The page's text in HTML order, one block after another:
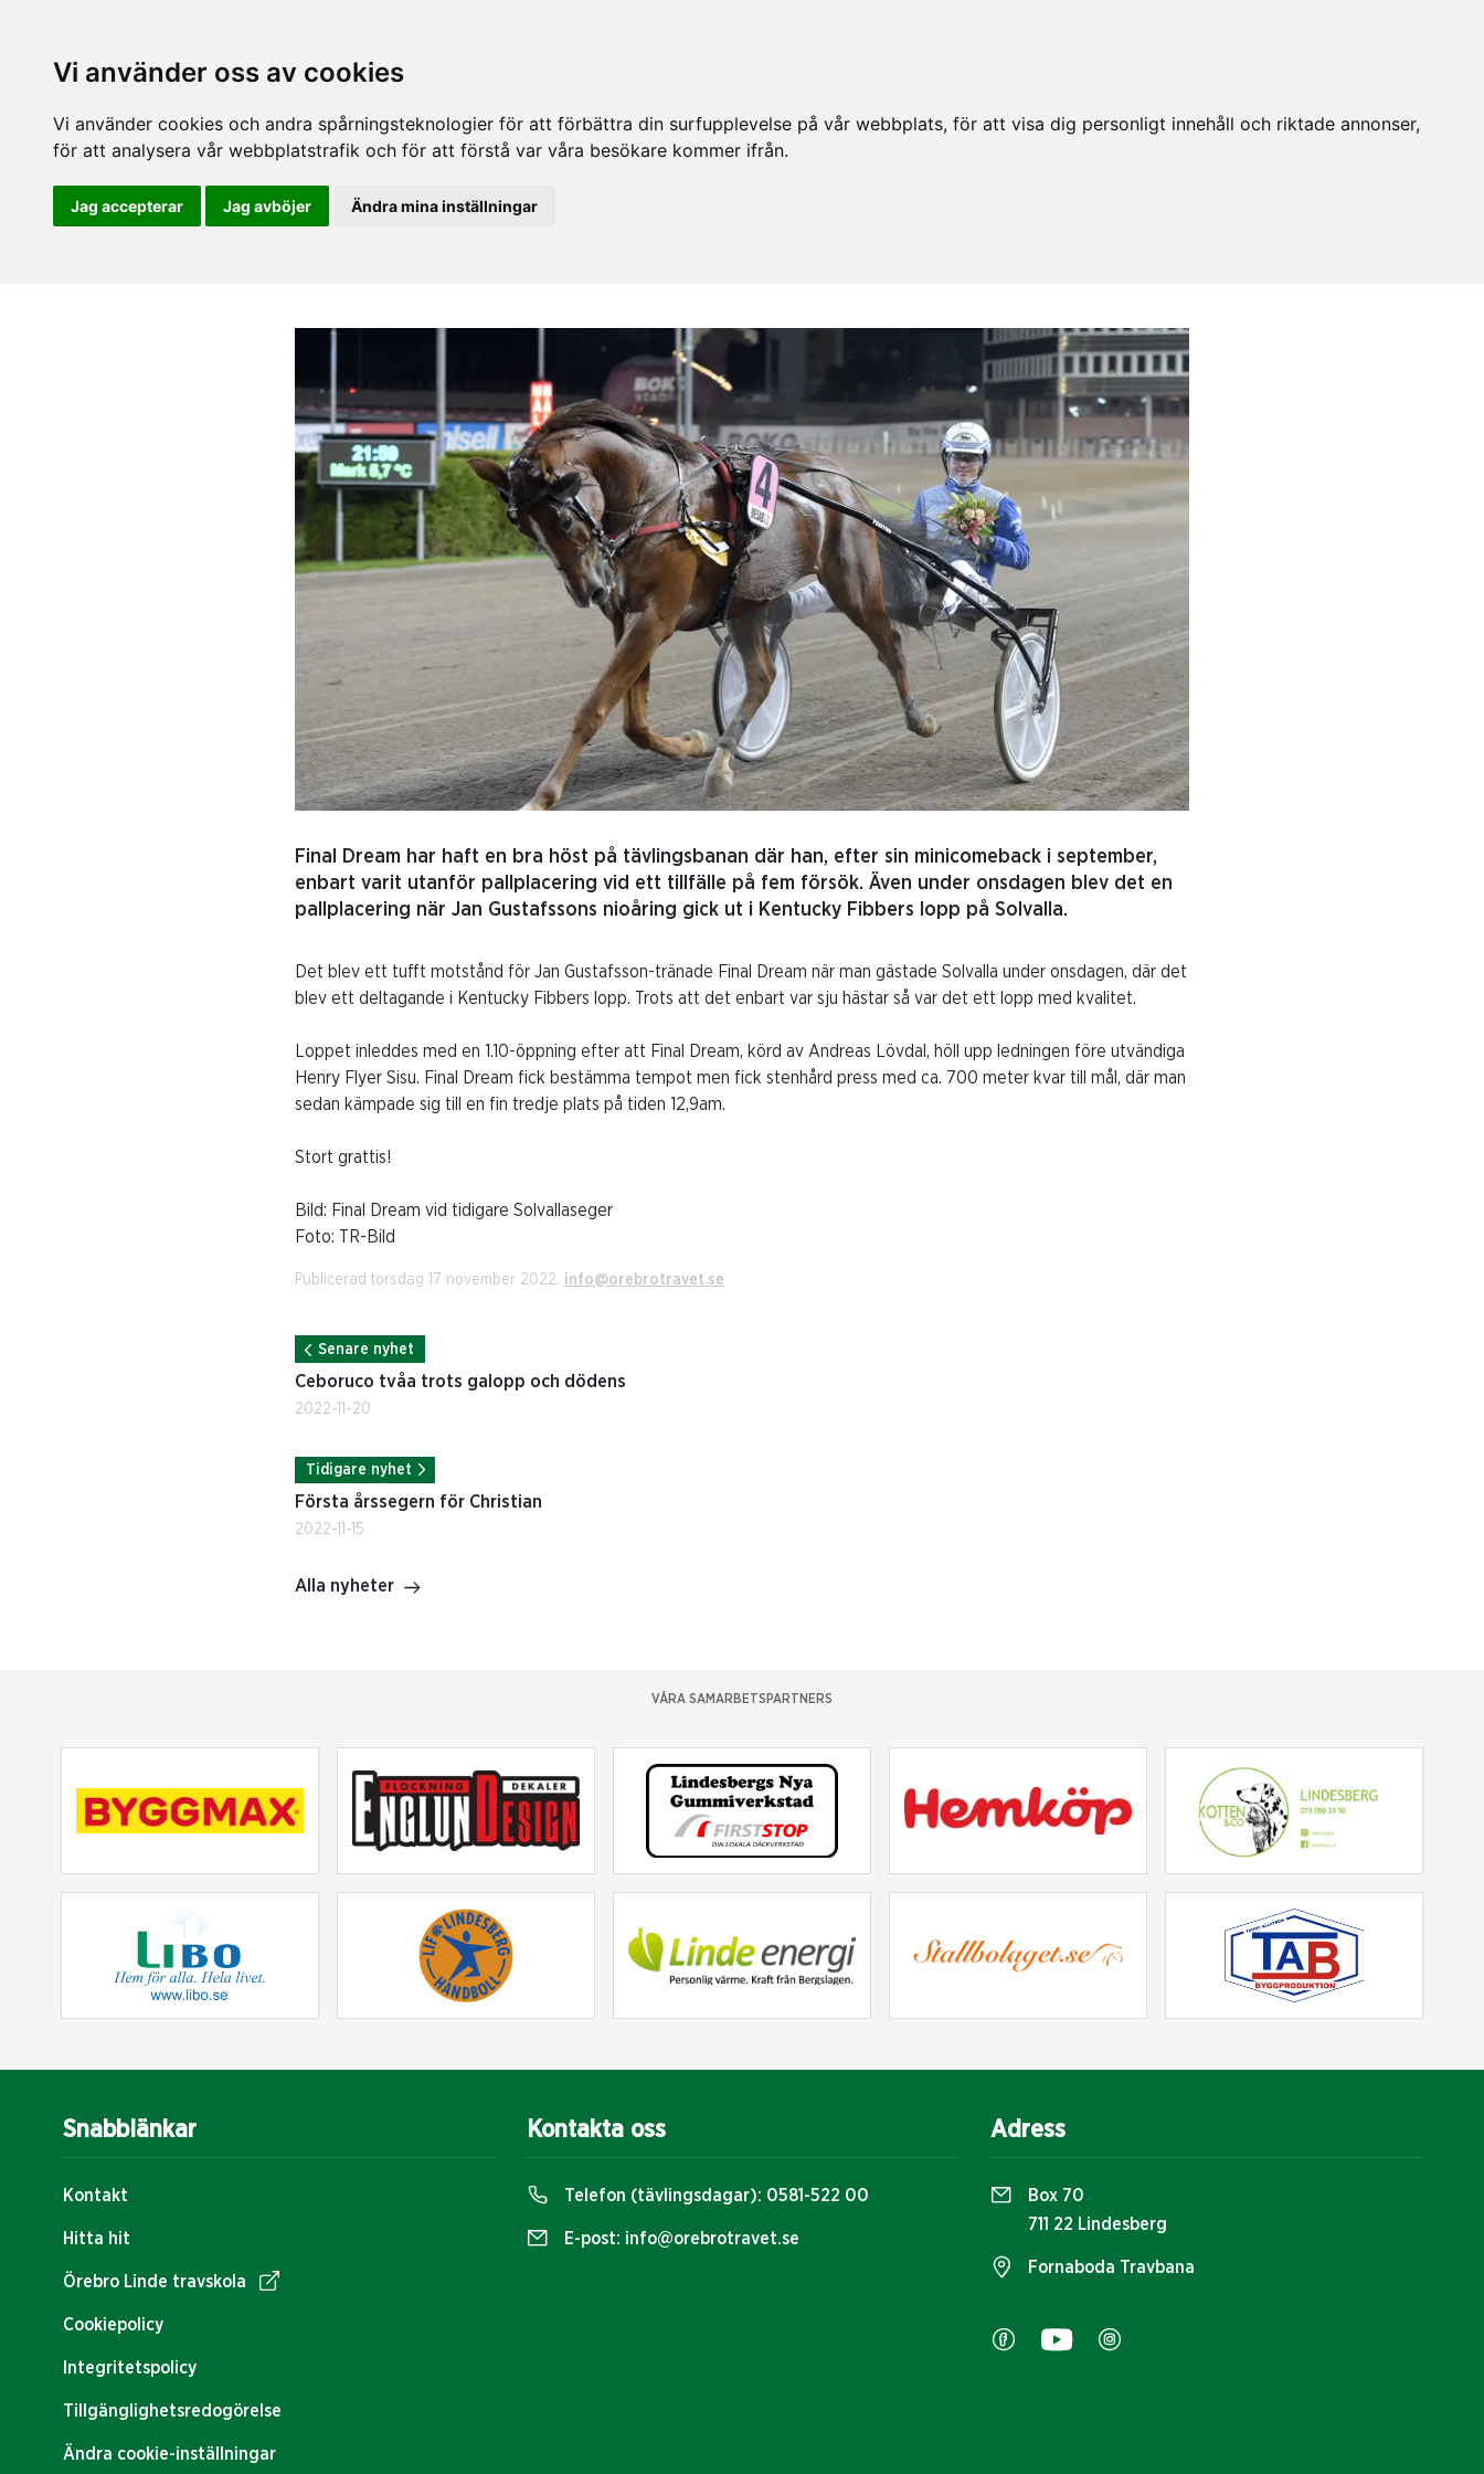
Vi använder oss av cookies
Vi använder cookies och andra spårningsteknologier för att förbättra din surfupplevelse på vår webbplats, för att visa dig personligt innehåll och riktade annonser,
för att analysera vår webbplatstrafik och för att förstå var våra besökare kommer ifrån.
Jag accepterar Jag avböjer Ändra mina inställningar
Final Dream har haft en bra höst på tävlingsbanan där han, efter sin minicomeback i september,
enbart varit utanför pallplacering vid ett tillfälle på fem försök. Även under onsdagen blev det en
pallplacering när Jan Gustafssons nioåring gick ut i Kentucky Fibbers lopp på Solvalla.
Det blev ett tufft motstånd för Jan Gustafsson-tränade Final Dream när man gästade Solvalla under onsdagen, där det
blev ett deltagande i Kentucky Fibbers lopp. Trots att det enbart var sju hästar så var det ett lopp med kvalitet.
Loppet inleddes med en 1.10-öppning efter att Final Dream, körd av Andreas Lövdal, höll upp ledningen före utvändiga
Henry Flyer Sisu. Final Dream fick bestämma tempot men fick stenhård press med ca. 700 meter kvar till mål, där man
sedan kämpade sig till en fin tredje plats på tiden 12,9am.
Stort grattis!
Bild: Final Dream vid tidigare Solvallaseger
Foto: TR-Bild
Publicerad torsdag 17 november 2022. info@orebrotravet.se
Senare nyhet
Ceboruco tvåa trots galopp och dödens
2022-11-20
Tidigare nyhet
Första årssegern för Christian
2022-11-15
Alla nyheter
VÅRA SAMARBETSPARTNERS
Snabblänkar
Kontakt
Hitta hit
Örebro Linde travskola
Cookiepolicy
Integritetspolicy
Tillgänglighetsredogörelse
Ändra cookie-inställningar
Kontakta oss
Telefon (tävlingsdagar): 0581-522 00
E-post: info@orebrotravet.se
Adress
Box 70
711 22 Lindesberg
Fornaboda Travbana